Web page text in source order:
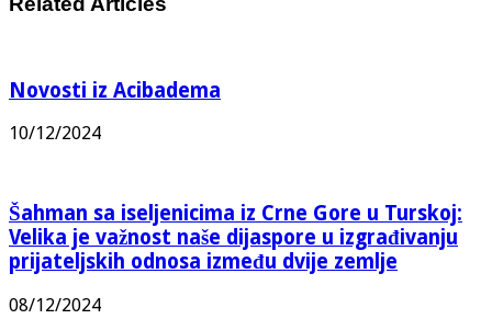
Novosti iz Acibadema
10/12/2024
Šahman sa iseljenicima iz Crne Gore u Turskoj:
Velika je važnost naše dijaspore u izgrađivanju
prijateljskih odnosa između dvije zemlje
08/12/2024